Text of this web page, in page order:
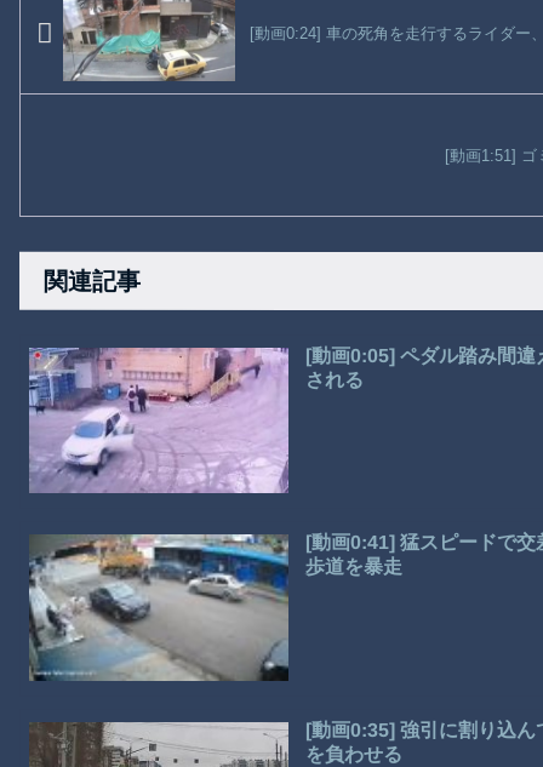
[動画0:24] 車の死角を走行するライダー
[動画1:51] ゴ
関連記事
[動画0:05] ペダル踏み間
される
[動画0:41] 猛スピードで
歩道を暴走
[動画0:35] 強引に割り込
を負わせる